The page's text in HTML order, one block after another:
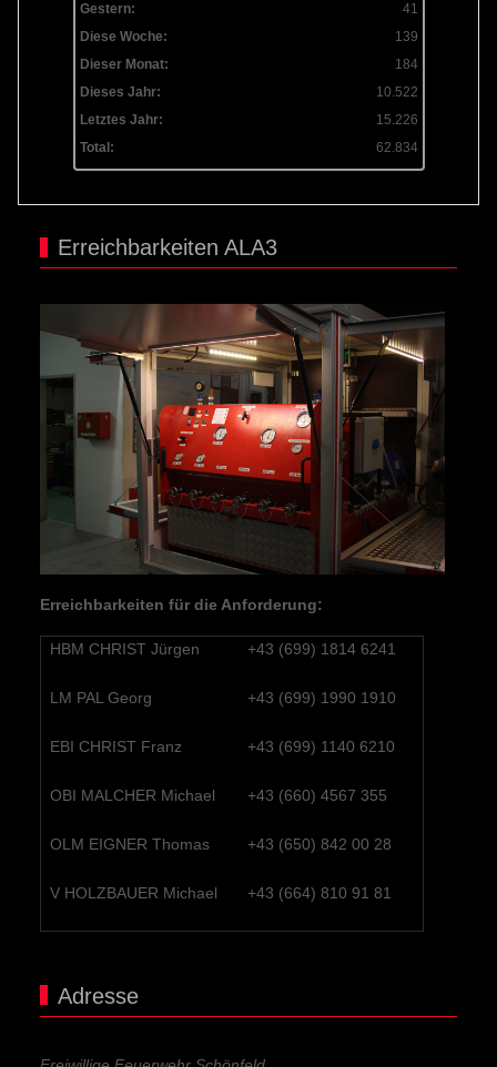
Gestern:
41
Diese Woche:
139
Dieser Monat:
184
Dieses Jahr:
10.522
Letztes Jahr:
15.226
Total:
62.834
Erreichbarkeiten ALA3
Erreichbarkeiten für die Anforderung:
HBM CHRIST Jürgen +43 (699) 1814 6241
LM PAL Georg +43 (699) 1990 1910
EBI CHRIST Franz +43 (699) 1140 6210
OBI MALCHER Michael +43 (660) 4567 355
OLM EIGNER Thomas +43 (650) 842 00 28
V HOLZBAUER Michael +43 (664) 810 91 81
Adresse